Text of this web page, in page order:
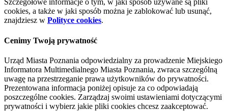
Szczegółowe informacje o tym, w jaki sposób używane są pliki
cookies, a także w jaki sposób można je zablokować lub usunąć,
znajdziesz w Polityce cookies.
Cenimy Twoją prywatność
Urząd Miasta Poznania odpowiedzialny za prowadzenie Miejskiego
Informatora Multimedialnego Miasta Poznania, zwraca szczególną
uwagę na przestrzeganie prawa użytkowników do prywatności.
Prezentowana informacja poniżej opisuje za co odpowiadają
poszczególne cookies. Zarządzaj swoimi ustawieniami dotyczącymi
prywatności i wybierz jakie pliki cookies chcesz zaakceptować.